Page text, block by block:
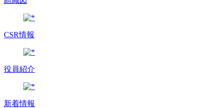
CSR情報
役員紹介
新着情報